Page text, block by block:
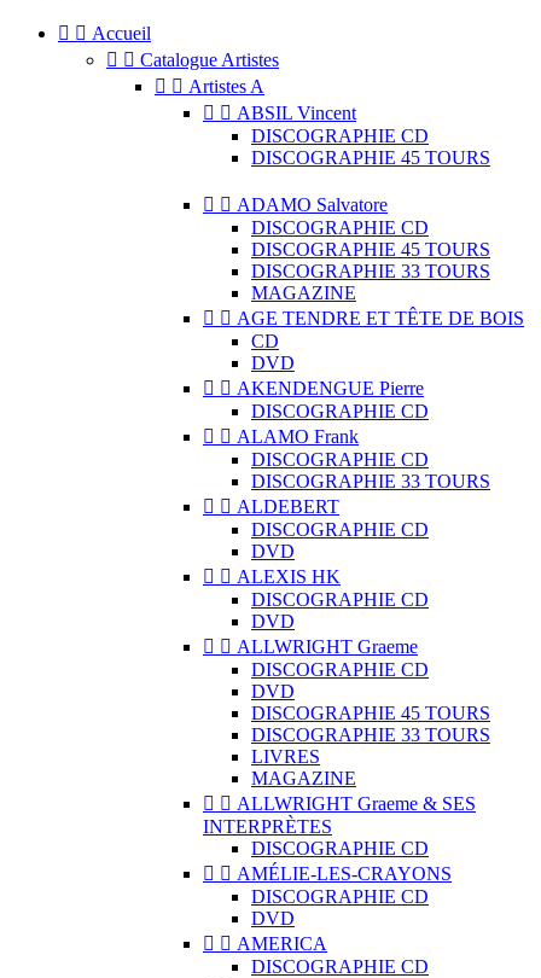
  Accueil
  Catalogue Artistes
  Artistes A
  ABSIL Vincent
DISCOGRAPHIE CD
DISCOGRAPHIE 45 TOURS
  ADAMO Salvatore
DISCOGRAPHIE CD
DISCOGRAPHIE 45 TOURS
DISCOGRAPHIE 33 TOURS
MAGAZINE
  AGE TENDRE ET TÊTE DE BOIS
CD
DVD
  AKENDENGUE Pierre
DISCOGRAPHIE CD
  ALAMO Frank
DISCOGRAPHIE CD
DISCOGRAPHIE 33 TOURS
  ALDEBERT
DISCOGRAPHIE CD
DVD
  ALEXIS HK
DISCOGRAPHIE CD
DVD
  ALLWRIGHT Graeme
DISCOGRAPHIE CD
DVD
DISCOGRAPHIE 45 TOURS
DISCOGRAPHIE 33 TOURS
LIVRES
MAGAZINE
  ALLWRIGHT Graeme & SES
INTERPRÈTES
DISCOGRAPHIE CD
  AMÉLIE-LES-CRAYONS
DISCOGRAPHIE CD
DVD
  AMERICA
DISCOGRAPHIE CD